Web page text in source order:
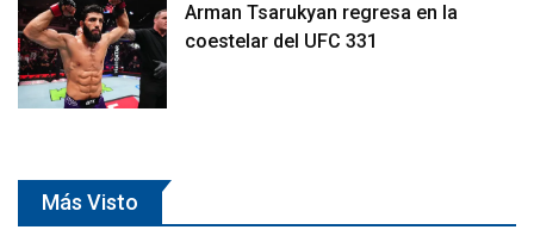
Arman Tsarukyan regresa en la
coestelar del UFC 331
Más Visto